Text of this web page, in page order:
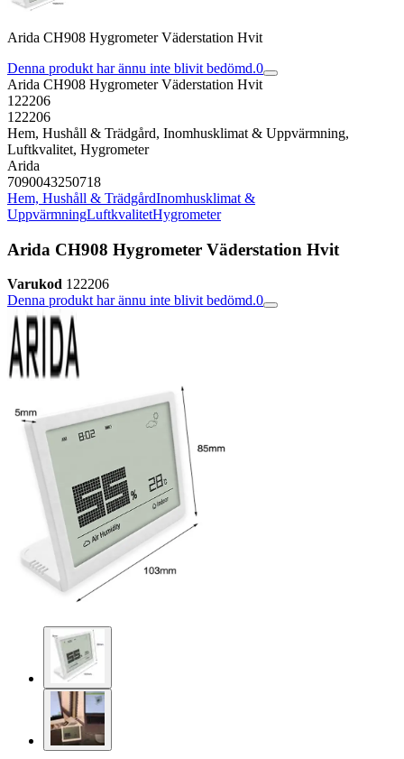
Arida CH908 Hygrometer Väderstation Hvit
Denna produkt har ännu inte blivit bedömd.0
Arida CH908 Hygrometer Väderstation Hvit
122206
122206
Hem, Hushåll & Trädgård, Inomhusklimat & Uppvärmning,
Luftkvalitet, Hygrometer
Arida
7090043250718
Hem, Hushåll & TrädgårdInomhusklimat &
UppvärmningLuftkvalitetHygrometer
Arida CH908 Hygrometer Väderstation Hvit
Varukod 122206
Denna produkt har ännu inte blivit bedömd.0